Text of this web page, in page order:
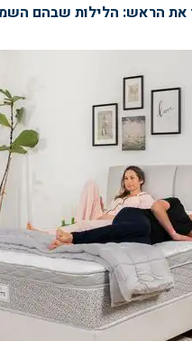
את הראש: הלילות שבהם